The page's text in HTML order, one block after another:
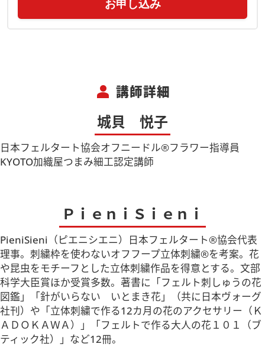
お申し込み
person 講師詳細
城貝 悦子
日本フェルタート協会オフニードル®️フラワー指導員
KYOTO加織屋つまみ細工認定講師
ＰｉｅｎｉＳｉｅｎｉ
PieniSieni（ピエニシエニ）日本フェルタート®協会代表
理事。刺繍枠を使わないオフフープ立体刺繍®を考案。花
や昆虫をモチーフとした立体刺繍作品を得意とする。文部
科学大臣賞ほか受賞多数。著書に「フェルト刺しゅうの花
図鑑」「針がいらない いとまき花」（共に日本ヴォーグ
社刊）や「立体刺繍で作る12カ月の花のアクセサリー（Ｋ
ＡＤＯＫＡＷＡ）」「フェルトで作る大人の花１０１（ブ
ティック社）」など12冊。